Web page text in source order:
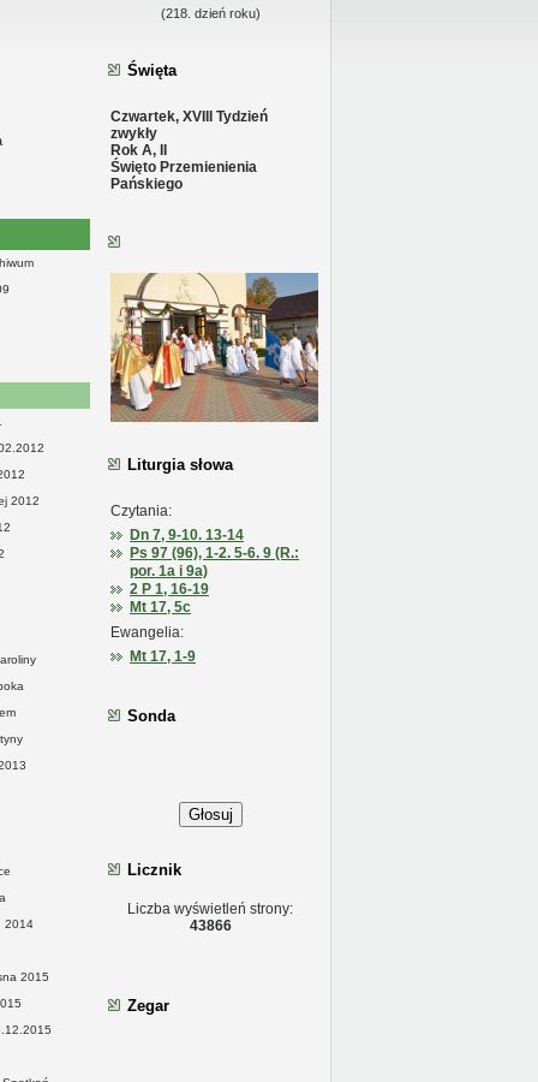
2012
2014
2015
(218. dzień roku)
Święta
Czwartek, XVIII Tydzień
zwykły
Rok A, II
Święto Przemienienia
Pańskiego
Liturgia słowa
Czytania:
Dn 7, 9-10. 13-14
Ps 97 (96), 1-2. 5-6. 9 (R.:
por. 1a i 9a)
2 P 1, 16-19
Mt 17, 5c
Ewangelia:
Mt 17, 1-9
Sonda
Głosuj
Licznik
Liczba wyświetleń strony:
43866
Zegar